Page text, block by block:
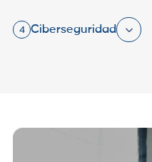
4 Ciberseguridad